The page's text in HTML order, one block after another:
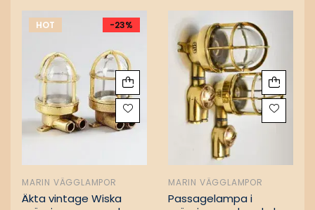
HOT -23%
MARIN VÄGGLAMPOR
Äkta vintage Wiska
MARIN VÄGGLAMPOR
Passagelampa i